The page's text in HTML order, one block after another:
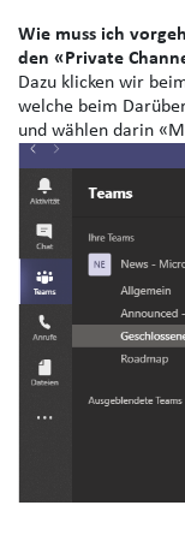
Wie muss ich
den «Private
Dazu klicken wir
welche beim
und wählen darin